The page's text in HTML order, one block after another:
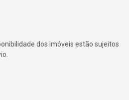
dos imóveis estão sujeitos